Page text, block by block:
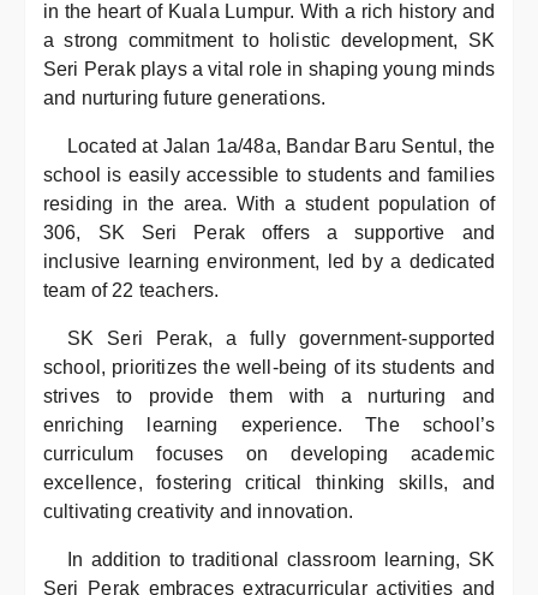
in the heart of Kuala Lumpur. With a rich history and
a strong commitment to holistic development, SK
Seri Perak plays a vital role in shaping young minds
and nurturing future generations.
Located at Jalan 1a/48a, Bandar Baru Sentul, the
school is easily accessible to students and families
residing in the area. With a student population of
306, SK Seri Perak offers a supportive and
inclusive learning environment, led by a dedicated
team of 22 teachers.
SK Seri Perak, a fully government-supported
school, prioritizes the well-being of its students and
strives to provide them with a nurturing and
enriching learning experience. The school’s
curriculum focuses on developing academic
excellence, fostering critical thinking skills, and
cultivating creativity and innovation.
In addition to traditional classroom learning, SK
Seri Perak embraces extracurricular activities and